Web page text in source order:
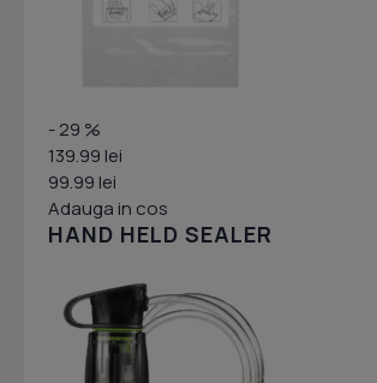
- 29 %
139.99 lei
99.99 lei
Adauga in cos
HAND HELD SEALER